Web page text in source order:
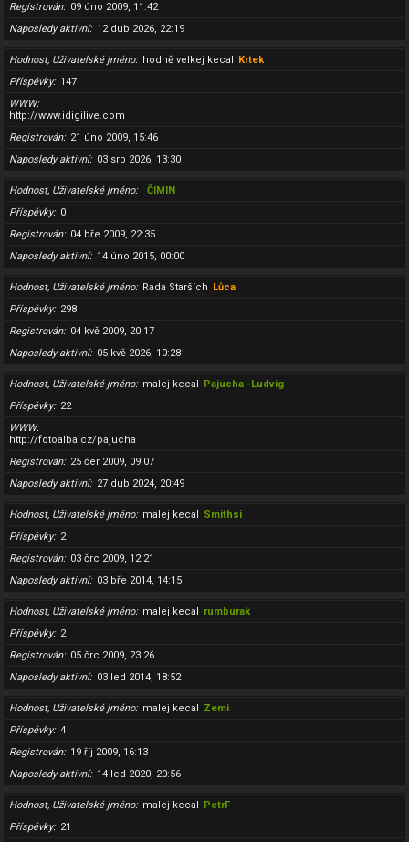
Registrován
09 úno 2009, 11:42
Naposledy aktivní
12 dub 2026, 22:19
Hodnost, Uživatelské jméno hodně velkej kecal Krtek
Příspěvky
147
WWW
http://www.idigilive.com
Registrován
21 úno 2009, 15:46
Naposledy aktivní
03 srp 2026, 13:30
Hodnost, Uživatelské jméno
ČIMIN
Příspěvky
0
Registrován
04 bře 2009, 22:35
Naposledy aktivní
14 úno 2015, 00:00
Hodnost, Uživatelské jméno Rada Starších Lůca
Příspěvky
298
Registrován
04 kvě 2009, 20:17
Naposledy aktivní
05 kvě 2026, 10:28
Hodnost, Uživatelské jméno malej kecal Pajucha -Ludvig
Příspěvky
22
WWW
http://fotoalba.cz/pajucha
Registrován
25 čer 2009, 09:07
Naposledy aktivní
27 dub 2024, 20:49
Hodnost, Uživatelské jméno malej kecal Smithsi
Příspěvky
2
Registrován
03 črc 2009, 12:21
Naposledy aktivní
03 bře 2014, 14:15
Hodnost, Uživatelské jméno malej kecal rumburak
Příspěvky
2
Registrován
05 črc 2009, 23:26
Naposledy aktivní
03 led 2014, 18:52
Hodnost, Uživatelské jméno malej kecal Zemi
Příspěvky
4
Registrován
19 říj 2009, 16:13
Naposledy aktivní
14 led 2020, 20:56
Hodnost, Uživatelské jméno malej kecal PetrF
Příspěvky
21